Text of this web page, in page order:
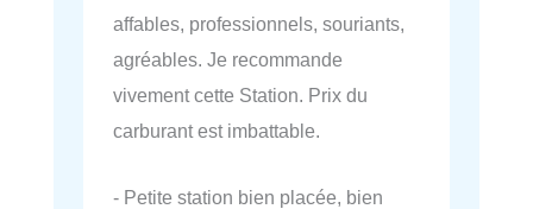
affables, professionnels, souriants,
agréables. Je recommande
vivement cette Station. Prix du
carburant est imbattable.
- Petite station bien placée, bien